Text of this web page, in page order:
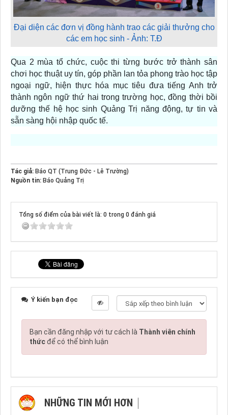
Đại diện các đơn vị đồng hành trao các giải thưởng cho
các em học sinh - Ảnh: T.Đ
Qua 2 mùa tổ chức, cuộc thi từng bước trở thành sân
chơi học thuật uy tín, góp phần lan tỏa phong trào học tập
ngoại ngữ, hiện thực hóa mục tiêu đưa tiếng Anh trở
thành ngôn ngữ thứ hai trong trường học, đồng thời bồi
dưỡng thế hệ học sinh Quảng Trị năng động, tự tin và
sẵn sàng hội nhập quốc tế.
Tác giả: Báo QT (Trung Đức - Lê Trường)
Nguồn tin: Báo Quảng Trị
Tổng số điểm của bài viết là: 0 trong 0 đánh giá
Ý kiến bạn đọc
Bạn cần đăng nhập với tư cách là Thành viên chính
thứcđể có thể bình luận
NHỮNG TIN MỚI HƠN